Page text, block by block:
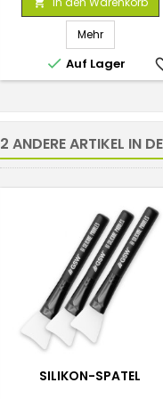
Mehr
 Auf Lager
2 ANDERE ARTIKEL IN
SILIKON-SPATEL